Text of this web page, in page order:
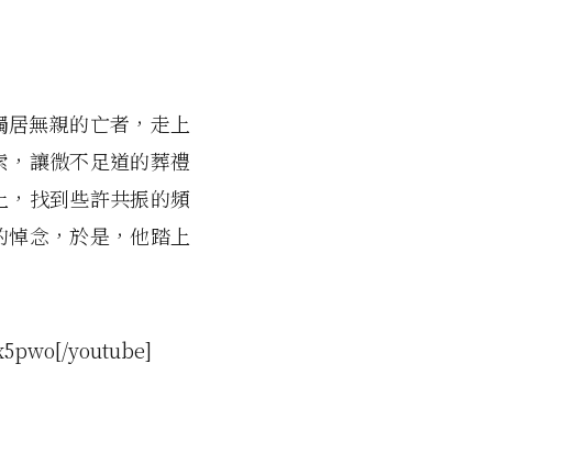
無親的亡者，走上
讓微不足道的葬禮
找到些許共振的頻
念，於是，他踏上
youtube]